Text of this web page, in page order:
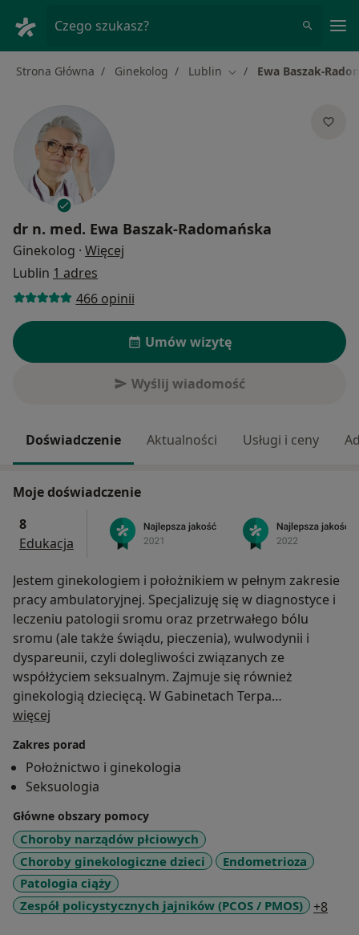
Czego szukasz?
Strona Główna Ginekolog Lublin Zmień miasto
Ewa Baszak-
dr n. med. Ewa Baszak-Radomańska
Ginekolog · Więcej
Lublin 1 adres
466 opinii
Umów wizytę
Wyślij wiadomość
Doświadczenie Aktualności Usługi i ceny
Moje doświadczenie
8
Edukacja
Jestem ginekologiem i położnikiem w pełnym zakresie
pracy ambulatoryjnej. Specjalizuję się w diagnostyce i
leczeniu patologii sromu oraz przetrwałego bólu
sromu (ale także świądu, pieczenia), wulwodynii i
dyspareunii, czyli dolegliwości związanych ze
współżyciem seksualnym. Zajmuje się również
ginekologią dziecięcą. W Gabinetach Terpa
współpracujemy ze specjalistami innych dziedzin tj.
kardiologia, fizjoterapia, dzięki czemu mamy
możliwość zaopiekowania sie pacjentem w sposób
multidyscyplinarny.
więcej
Zakres porad
Położnictwo i ginekologia
Seksuologia
Główne obszary pomocy
Choroby narządów płciowych
Choroby ginekologiczne dzieci
Endometrioza
Patologia ciąży
Zespół policystycznych jajników (PCOS / PMOS)
+8